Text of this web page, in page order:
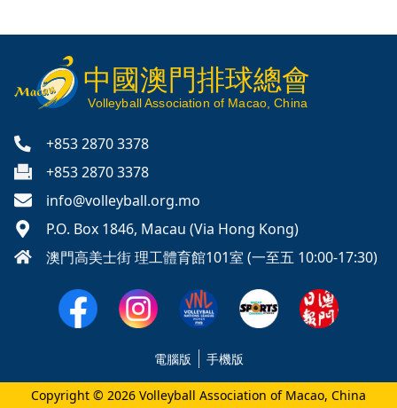
中國澳門排球總會
Volleyball Association of Macao, China
+853 2870 3378
+853 2870 3378
info@volleyball.org.mo
P.O. Box 1846, Macau (Via Hong Kong)
澳門高美士街 理工體育館101室 (一至五 10:00-17:30)
電腦版 手機版
Copyright © 2026 Volleyball Association of Macao, China